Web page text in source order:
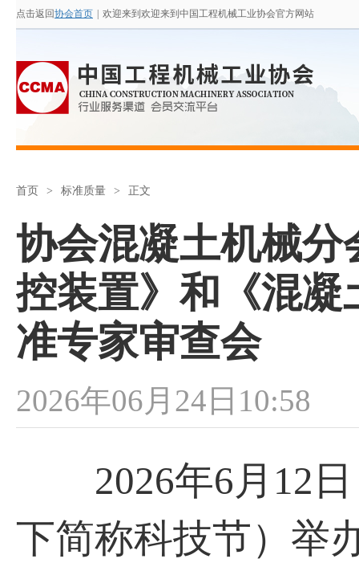
点击返回协会首页 欢迎来到欢迎来到中国工程机械工业协会官方网站
首页 > 标准质量 > 正文
协会混凝土机械
控装置》和《混
准专家审查会
2026年06月24日10:58
2026年6月12日
下简称科技节）举